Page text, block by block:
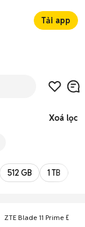
Tải app
Xoá lọc
512 GB 1 TB
ZTE Blade 11 Prime Đắk